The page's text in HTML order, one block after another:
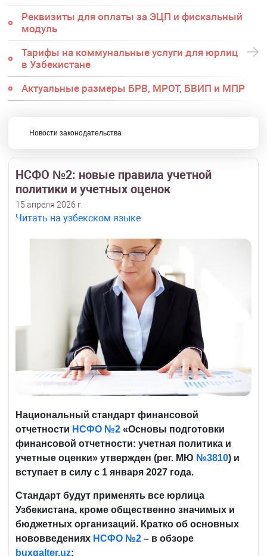
Реквизиты для оплаты за ЭЦП и фискальный
модуль
Тарифы на коммунальные услуги для юрлиц
в Узбекистане
Актуальные размеры БРВ, МРОТ, БВИП и МПР
Новости законодательства
НСФО №2: новые правила учетной
политики и учетных оценок
15 апреля 2026 г.
Читать на узбекском языке
Национальный стандарт финансовой
отчетности НСФО №2 «Основы подготовки
финансовой отчетности: учетная политика и
учетные оценки» утвержден (рег. МЮ №3810) и
вступает в силу с 1 января 2027 года.
Стандарт будут применять все юрлица
Узбекистана, кроме общественно значимых и
бюджетных организаций. Кратко об основных
нововведениях НСФО №2 – в обзоре
buxgalter.uz: